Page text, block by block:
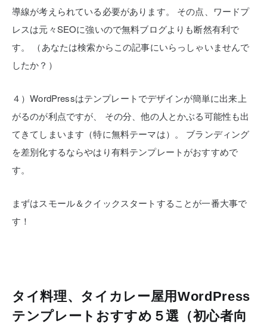
導線が考えられている必要があります。
その点、ワードプ
レスは元々SEOに強いので無料ブログよりも断然有利で
す。
（あなたは検索からこの記事にいらっしゃいませんで
したか？）
４）WordPressはテンプレートでデザインが簡単に出来上
がるのが利点ですが、
その分、他の人とかぶる可能性も出
てきてしまいます（特に無料テーマは）。
ブランディング
を差別化するならやはり有料テンプレートがおすすめで
す。
まずはスモール＆クイックスタートすることが一番大事で
す！
タイ料理、タイカレー屋用WordPress
テンプレートおすすめ５選（初心者向